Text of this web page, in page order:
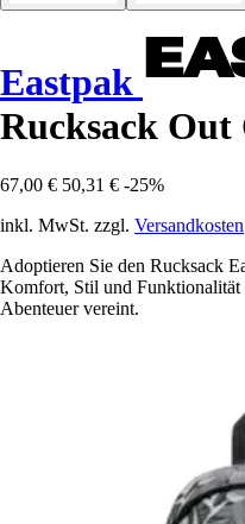
Eastpak
Rucksack
67,00 € 50,31 € -25%
inkl. MwSt. zzgl. Versandkosten
Adoptieren Sie den Rucksack
Komfort, Stil und Funktionalität
Abenteuer vereint.